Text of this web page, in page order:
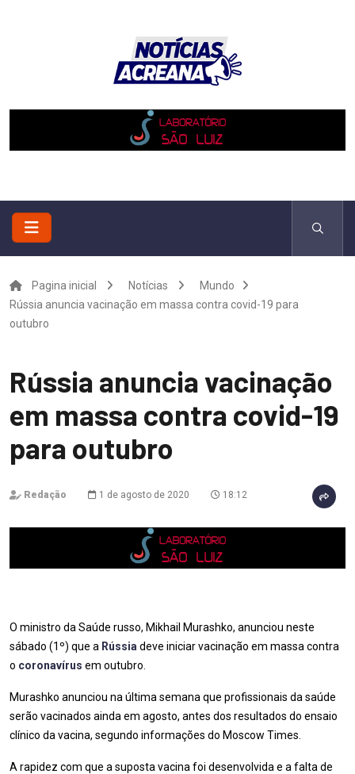
Pagina inicial Notícias
Mundo
Rússia anuncia vacinação em massa contra covid-19 para
outubro
Rússia anuncia vacinação
em massa contra covid-19
para outubro
Redação 1 de agosto de 2020 18:12
O ministro da Saúde russo, Mikhail Murashko, anunciou neste
sábado (1º) que a Rússia deve iniciar vacinação em massa contra
o coronavírus em outubro.
Murashko anunciou na última semana que profissionais da saúde
serão vacinados ainda em agosto, antes dos resultados do ensaio
clínico da vacina, segundo informações do Moscow Times.
A rapidez com que a suposta vacina foi desenvolvida e a falta de